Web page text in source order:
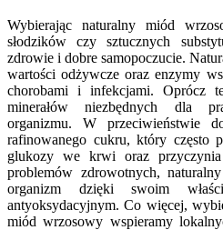
Wybierając naturalny miód
słodzików czy sztucznych
zdrowie i dobre samopoczucie.
wartości odżywcze oraz enzymy
chorobami i infekcjami. Oprócz
minerałów niezbędnych dla
organizmu. W przeciwieństwie
rafinowanego cukru, który często
glukozy we krwi oraz
problemów zdrowotnych,
organizm dzięki swoim
antyoksydacyjnym. Co więcej,
miód wrzosowy wspieramy